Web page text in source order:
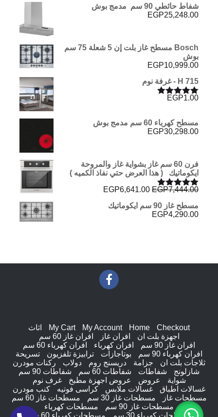
شفاط حائطي 90 سم مدمج بوش
EGP25,248.00
Bosch مسطح غاز بلت إن 5 شعلة 75 سم
بوش
EGP10,999.00
H 715 - غرفة نوم
تم التقييم
EGP1.00
مسطح كهرباء 60 سم مدمج بوش
EGP30,298.00
فرن 60 سم غاز بشواية غاز والمروحة
ايكوماتيك ( هذا العرض حتي نفاذ الكميه )
تم التقييم
من 5
EGP7,444.00
السعر
هو:
EGP6,641.00
مسطح غاز 90 سم ايكوماتيك
EGP4,290.00
Checkout
Home
My Account
My Cart
اثاث
اجهزة بلت ان
افران غاز
افران غاز 60 سم
افران غاز 90 سم
افران كهرباء
افران كهرباء 60 سم
افران كهرباء 90 سم
بوتاجازات ترابيزة تلفزيون
تسريحة
ثلاجات بلت ان
جزامة دريسنج روم دولاب
ركنات مودرن
شازلونج
شفاطات شفاطات 60 سم
شفاطات 90 سم
شواية
عروض عروض اجهزة مطبخ
غرف نوم
غسالات اطباق
غسالات ملابس كراسى فوتيه
كنب مودرن
مسطحات غاز
مسطحات غاز 30 سم
مسطحات غاز 60 سم
مسطحات غاز 90 سم
مسطحات كهرباء